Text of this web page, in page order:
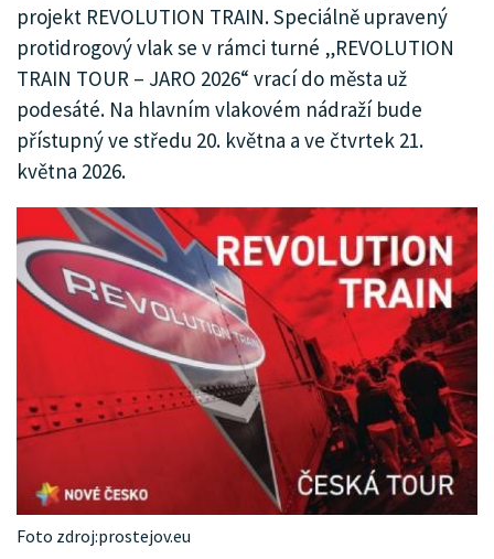
projekt REVOLUTION TRAIN. Speciálně upravený
protidrogový vlak se v rámci turné „REVOLUTION
TRAIN TOUR – JARO 2026“ vrací do města už
podesáté. Na hlavním vlakovém nádraží bude
přístupný ve středu 20. května a ve čtvrtek 21.
května 2026.
Foto zdroj:prostejov.eu